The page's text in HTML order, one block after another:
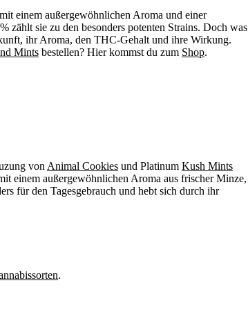
einem außergewöhnlichen Aroma und einer
zählt sie zu den besonders potenten Strains. Doch was
ihr Aroma, den THC-Gehalt und ihre Wirkung.
Mints bestellen? Hier kommst du zum Shop.
von Animal Cookies und Platinum Kush Mints
einem außergewöhnlichen Aroma aus frischer Minze,
für den Tagesgebrauch und hebt sich durch ihr
.